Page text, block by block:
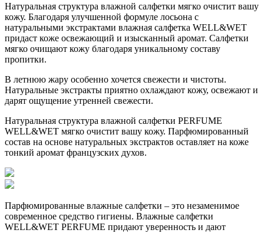
Натуральная структура влажной салфетки мягко очистит вашу
кожу. Благодаря улучшенной формуле лосьона с
натуральными экстрактами влажная салфетка WELL&WET
придаст коже освежающий и изысканный аромат. Салфетки
мягко очищают кожу благодаря уникальному составу
пропитки.
В летнюю жару особенно хочется свежести и чистоты.
Натуральные экстракты приятно охлаждают кожу, освежают и
дарят ощущение утренней свежести.
Натуральная структура влажной салфетки PERFUME
WELL&WET мягко очистит вашу кожу. Парфюмированный
состав на основе натуральных экстрактов оставляет на коже
тонкий аромат французских духов.
Парфюмированные влажные салфетки – это незаменимое
современное средство гигиены. Влажные салфетки
WELL&WET PERFUME придают уверенность и дают